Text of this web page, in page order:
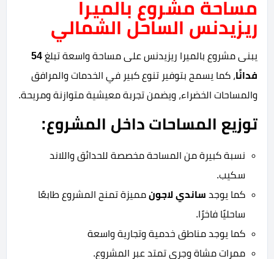
مساحة مشروع بالميرا
ريزيدنس الساحل الشمالي
يبنى مشروع بالميرا ريزيدنس على مساحة واسعة تبلغ 54
فدانًا، كما يسمح بتوفير تنوع كبير في الخدمات والمرافق
والمساحات الخضراء، ويضمن تجربة معيشية متوازنة ومريحة.
توزيع المساحات داخل المشروع:
نسبة كبيرة من المساحة مخصصة للحدائق واللاند
سكيب.
كما يوجد ساندي لاجون مميزة تمنح المشروع طابعًا
ساحليًا فاخرًا.
كما يوجد مناطق خدمية وتجارية واسعة
ممرات مشاة وجري تمتد عبر المشروع.